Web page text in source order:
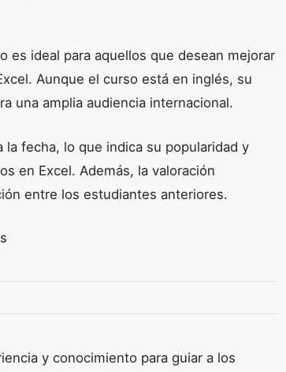
es ideal para aquellos que desean mejorar
Aunque el curso está en inglés, su
una amplia audiencia internacional.
fecha, lo que indica su popularidad y
en Excel. Además, la valoración
entre los estudiantes anteriores.
y conocimiento para guiar a los